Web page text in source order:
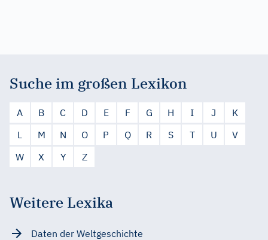
Suche im großen Lexikon
A B C D E F G H I J
K
L
M N O P Q R S T U
V
W
X Y Z
Weitere Lexika
Daten der Weltgeschichte